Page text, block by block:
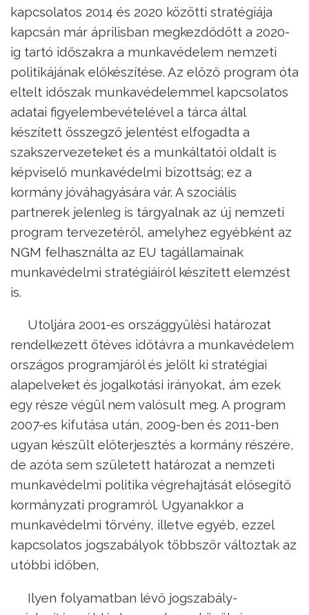
kapcsolatos 2014 és 2020 közötti stratégiája
kapcsán már áprilisban megkezdődött a 2020-
ig tartó időszakra a munkavédelem nemzeti
politikájának előkészítése. Az előző program óta
eltelt időszak munkavédelemmel kapcsolatos
adatai figyelembevételével a tárca által
készített összegző jelentést elfogadta a
szakszervezeteket és a munkáltatói oldalt is
képviselő munkavédelmi bizottság; ez a
kormány jóváhagyására vár. A szociális
partnerek jelenleg is tárgyalnak az új nemzeti
program tervezetéről, amelyhez egyébként az
NGM felhasználta az EU tagállamainak
munkavédelmi stratégiáiról készített elemzést
is.
Utoljára 2001-es országgyűlési határozat
rendelkezett ötéves időtávra a munkavédelem
országos programjáról és jelölt ki stratégiai
alapelveket és jogalkotási irányokat, ám ezek
egy része végül nem valósult meg. A program
2007-es kifutása után, 2009-ben és 2011-ben
ugyan készült előterjesztés a kormány részére,
de azóta sem született határozat a nemzeti
munkavédelmi politika végrehajtását elősegítő
kormányzati programról. Ugyanakkor a
munkavédelmi törvény, illetve egyéb, ezzel
kapcsolatos jogszabályok többször változtak az
utóbbi időben,
Ilyen folyamatban lévő jogszabály-